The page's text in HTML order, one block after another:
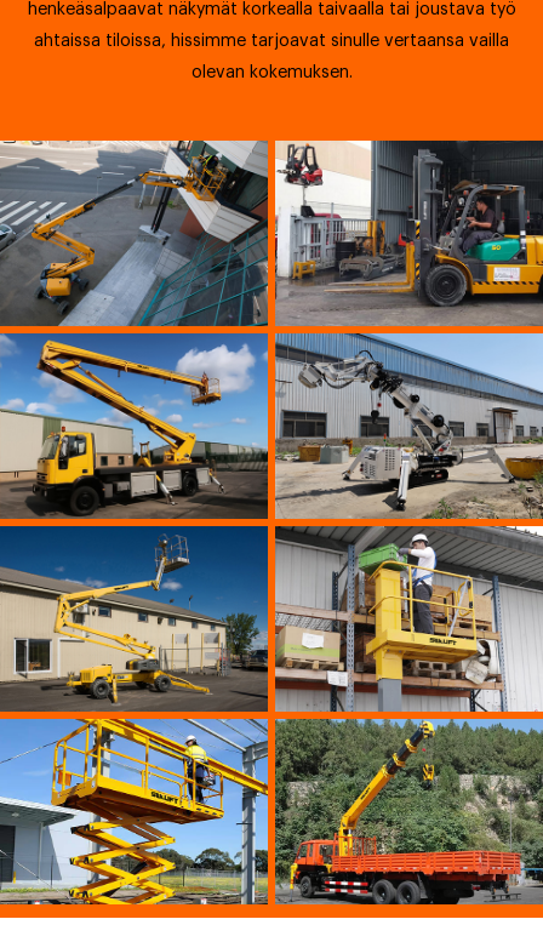
henkeäsalpaavat näkymät korkealla taivaalla tai joustava työ
ahtaissa tiloissa, hissimme tarjoavat sinulle vertaansa vailla
olevan kokemuksen.